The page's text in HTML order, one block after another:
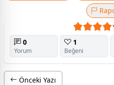
0
Yorum
1
Beğeni
Önceki Yazı